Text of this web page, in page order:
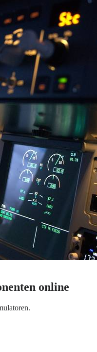
online